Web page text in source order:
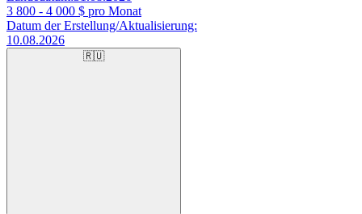
3 800 - 4 000 $ pro Monat
Datum der Erstellung/Aktualisierung:
10.08.2026
🇷🇺